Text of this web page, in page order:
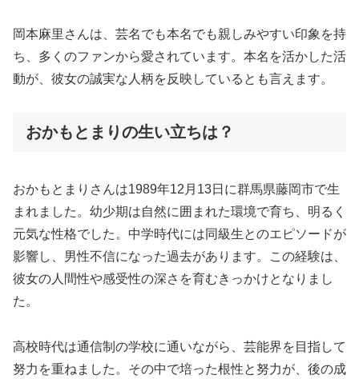
岡本麻里さんは、芸名でも本名でも親しみやすい印象を持
ち、多くのファンから愛されています。本名を活かした活
動が、彼女の誠実な人柄を反映しているとも言えます。
おかもとまりの生い立ちは？
おかもとまりさんは1989年12月13日に群馬県藤岡市で生
まれました。幼少期は自然に囲まれた環境で育ち、明るく
元気な性格でした。中学時代には同級生とのエピソードが
影響し、男性不信になった過去があります。この経験は、
彼女の人間性や感受性の深さを育むきっかけとなりまし
た。
高校時代は通信制の学校に通いながら、芸能界を目指して
努力を重ねました。その中で培った根性と努力が、後の成